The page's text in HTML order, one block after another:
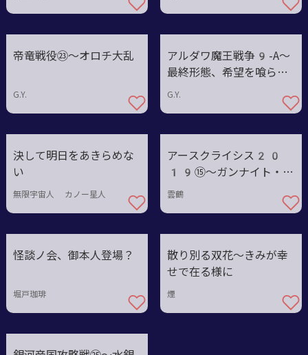
帝竜戦役㉓〜オロチ大乱
G.Y.
アルダワ魔王戦争9-A〜
最終形態、希望を喰らう
もの
G.Y.
決して明日をあきらめな
い
無限宇宙人 カノー星人
アースクライシス20
19⑮〜ガンナイト・フ
ァイトシティ
雲鶴
怪談ノ会、御本人登場？
堀戸珈琲
散り別る双花～きみが幸
せで在る様に
煙